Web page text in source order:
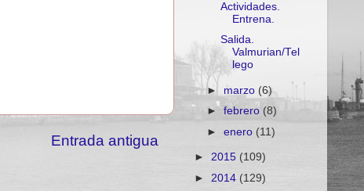
Entrada antigua
Actividades.
Entrena.
Salida.
Valmurian/Tel
lego
► marzo (6)
►febrero (8)
►enero (11)
► 2015 (109)
► 2014 (129)